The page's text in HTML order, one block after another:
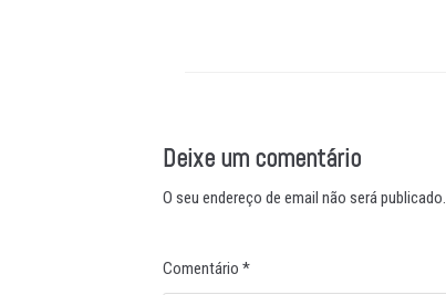
Deixe um comentário
O seu endereço de email não será publicado.
Comentário *